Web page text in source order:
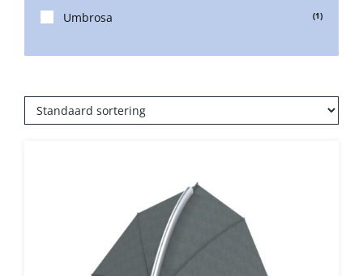
Schaduwdoeken
Snel leverbaar
Parasolvoeten
Umbrosa
(1)